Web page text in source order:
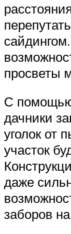
просветы
С помощью
дачники
уголок от
участок
даже
заборов